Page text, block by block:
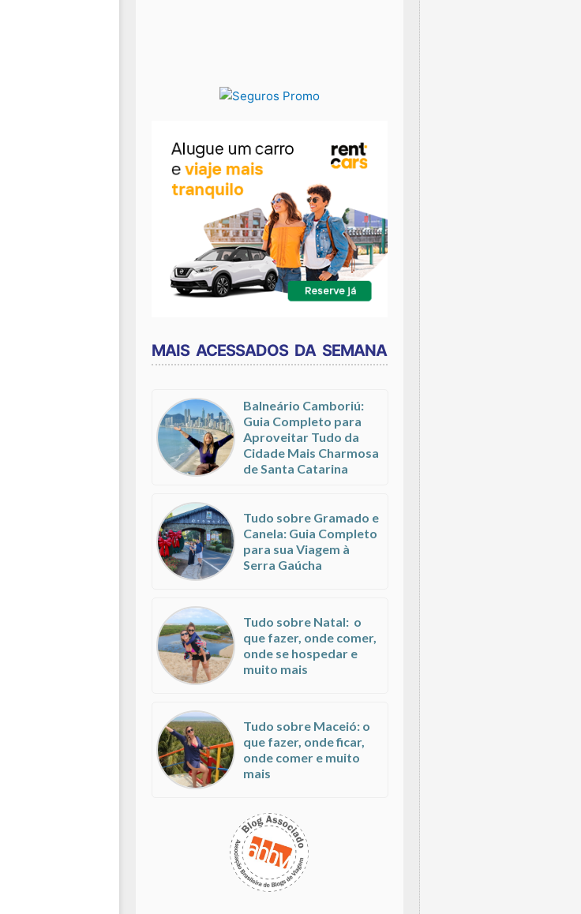
MAIS ACESSADOS DA SEMANA
Balneário Camboriú:
Guia Completo para
Aproveitar Tudo da
Cidade Mais Charmosa
de Santa Catarina
Tudo sobre Gramado e
Canela: Guia Completo
para sua Viagem à
Serra Gaúcha
Tudo sobre Natal: o
que fazer, onde comer,
onde se hospedar e
muito mais
Tudo sobre Maceió: o
que fazer, onde ficar,
onde comer e muito
mais